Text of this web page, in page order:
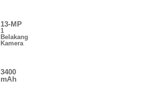
13-MP
1
Belakang
Kamera
3400
mAh